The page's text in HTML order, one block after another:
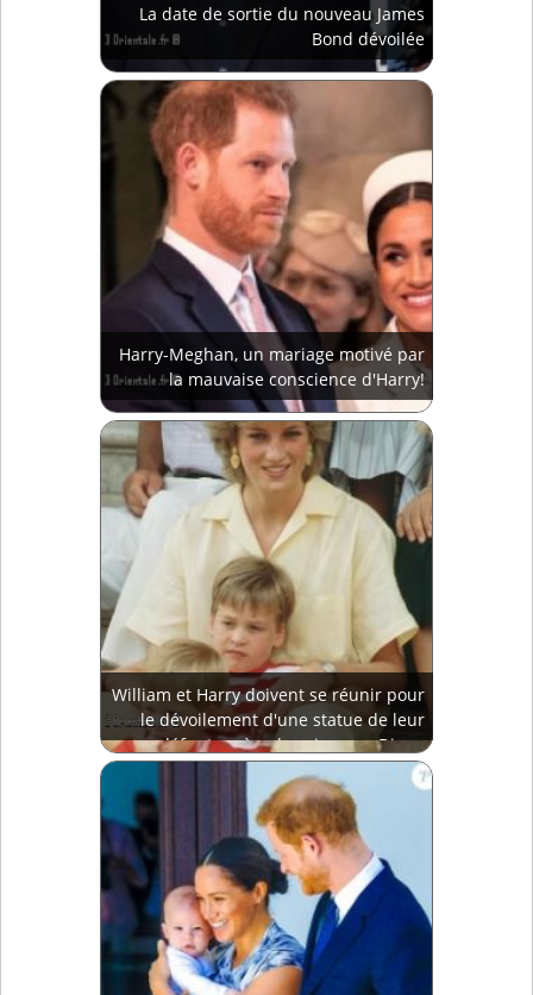
La date de sortie du nouveau James
Bond dévoilée
Harry-Meghan, un mariage motivé par
la mauvaise conscience d'Harry!
William et Harry doivent se réunir pour
le dévoilement d'une statue de leur
défunte mère, la princesse Diana